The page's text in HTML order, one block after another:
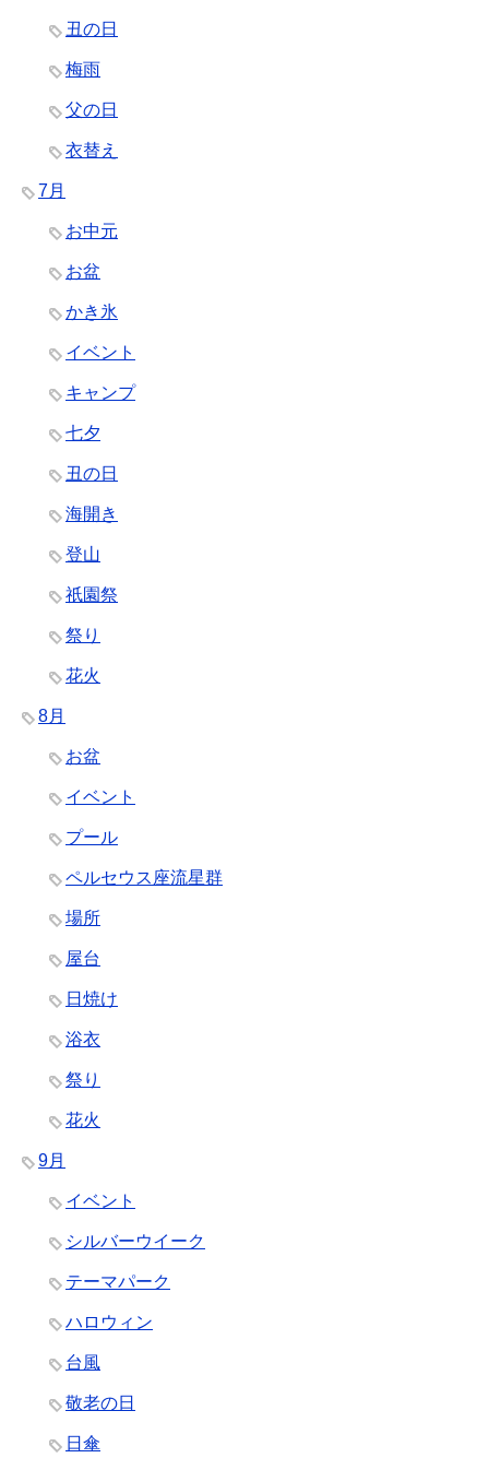
丑の日
梅雨
父の日
衣替え
7月
お中元
お盆
かき氷
イベント
キャンプ
七夕
丑の日
海開き
登山
祇園祭
祭り
花火
8月
お盆
イベント
プール
ペルセウス座流星群
場所
屋台
日焼け
浴衣
祭り
花火
9月
イベント
シルバーウイーク
テーマパーク
ハロウィン
台風
敬老の日
日傘